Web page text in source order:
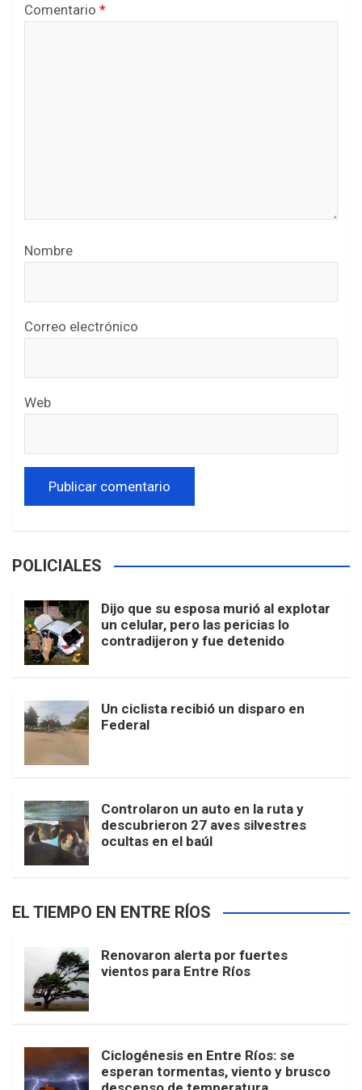
Comentario *
Nombre
Correo electrónico
Web
POLICIALES
Dijo que su esposa murió al explotar
un celular, pero las pericias lo
contradijeron y fue detenido
Un ciclista recibió un disparo en
Federal
Controlaron un auto en la ruta y
descubrieron 27 aves silvestres
ocultas en el baúl
EL TIEMPO EN ENTRE RÍOS
Renovaron alerta por fuertes
vientos para Entre Ríos
Ciclogénesis en Entre Ríos: se
esperan tormentas, viento y brusco